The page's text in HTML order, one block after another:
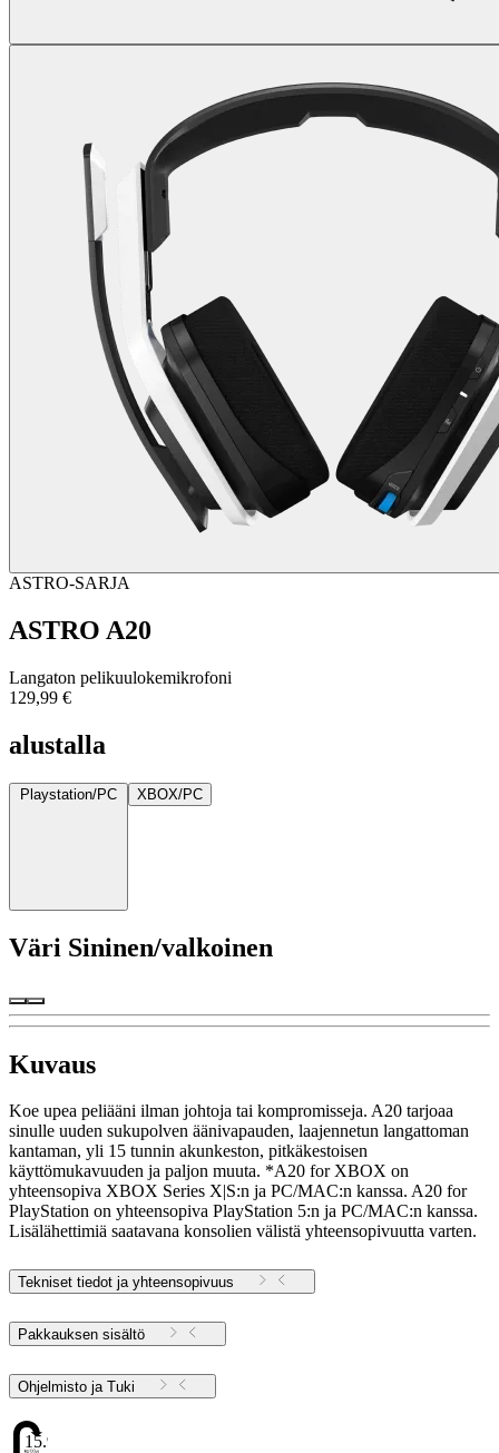
ASTRO-SARJA
ASTRO A20
Langaton pelikuulokemikrofoni
129,99 €
alustalla
Playstation/PC XBOX/PC
Väri Sininen/valkoinen
Kuvaus
Koe upea peliääni ilman johtoja tai kompromisseja. A20 tarjoaa
sinulle uuden sukupolven äänivapauden, laajennetun langattoman
kantaman, yli 15 tunnin akunkeston, pitkäkestoisen
käyttömukavuuden ja paljon muuta. *A20 for XBOX on
yhteensopiva XBOX Series X|S:n ja PC/MAC:n kanssa. A20 for
PlayStation on yhteensopiva PlayStation 5:n ja PC/MAC:n kanssa.
Lisälähettimiä saatavana konsolien välistä yhteensopivuutta varten.
Tekniset tiedot ja yhteensopivuus
Pakkauksen sisältö
Ohjelmisto ja Tuki
15.97